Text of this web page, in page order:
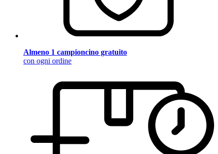
Almeno 1 campioncino gratuito
con ogni ordine